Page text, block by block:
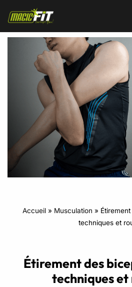
Accueil » Musculation »
techniques et
Étirement des
techniques